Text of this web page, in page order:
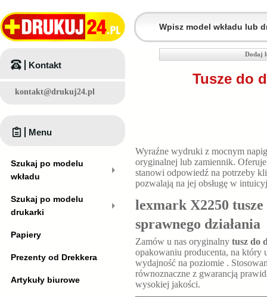
Dodaj
Tusze do
Wyraźne wydruki z mocnym
oryginalnej lub zamiennik.
stanowi odpowiedź na potrzeby
pozwalają na jej obsługę w
lexmark X2250
sprawnego działania
Zamów u nas oryginalny tusz do
opakowaniu producenta, na który
wydajność na poziomie .
równoznaczne z gwarancją
wysokiej jakości.
Kontakt
kontakt@drukuj24.pl
Menu
Szukaj po modelu
wkładu
Szukaj po modelu
drukarki
Papiery
Prezenty od Drekkera
Artykuły biurowe